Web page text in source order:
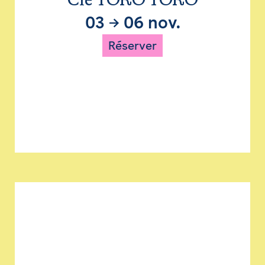
03 → 06 nov.
Réserver